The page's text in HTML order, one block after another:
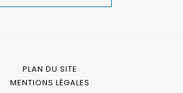
PLAN DU SITE
MENTIONS LÉGALES